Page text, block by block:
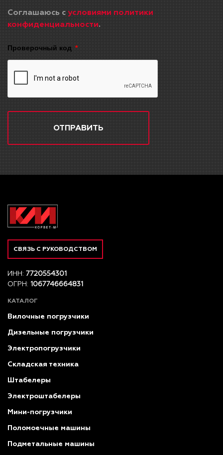
Соглашаюсь с условиями политики
конфиденциальности.
Проверочный код
ОТПРАВИТЬ
СВЯЗЬ С РУКОВОДСТВОМ
ИНН: 7720554301
ОГРН: 1067746664831
КАТАЛОГ
Вилочные погрузчики
Дизельные погрузчики
Электропогрузчики
Складская техника
Штабелеры
Электроштабелеры
Мини-погрузчики
Поломоечные машины
Подметальные машины